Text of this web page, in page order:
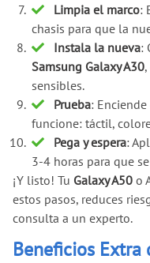
Limpia el marco:
chasis para que la
Instala la nueva:
Samsung Galaxy A30
sensibles.
Prueba:
funcione: táctil,
Pega y espera:
3-4 horas para que
¡Y listo! Tu Galaxy A50 o
estos pasos, reduces
consulta a un experto.
Beneficios Extra